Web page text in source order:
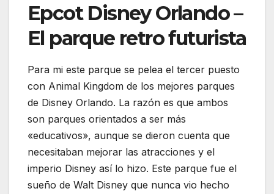
Epcot Disney Orlando –
El parque retro futurista
Para mi este parque se pelea el tercer puesto
con Animal Kingdom de los mejores parques
de Disney Orlando. La razón es que ambos
son parques orientados a ser más
«educativos», aunque se dieron cuenta que
necesitaban mejorar las atracciones y el
imperio Disney así lo hizo. Este parque fue el
sueño de Walt Disney que nunca vio hecho